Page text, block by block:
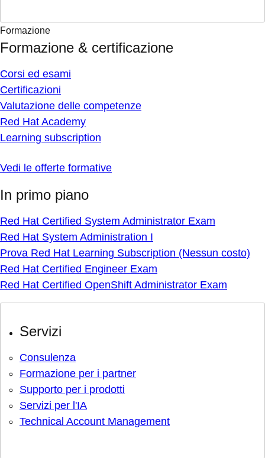
Formazione
Formazione & certificazione
Corsi ed esami
Certificazioni
Valutazione delle competenze
Red Hat Academy
Learning subscription
Vedi le offerte formative
In primo piano
Red Hat Certified System Administrator Exam
Red Hat System Administration I
Prova Red Hat Learning Subscription (Nessun costo)
Red Hat Certified Engineer Exam
Red Hat Certified OpenShift Administrator Exam
Servizi
Consulenza
Formazione per i partner
Supporto per i prodotti
Servizi per l'IA
Technical Account Management